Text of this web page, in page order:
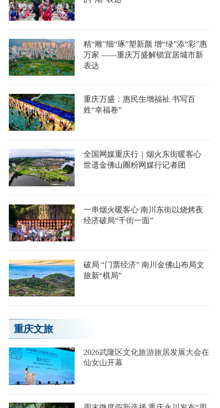
精“雕”细“琢”塑新颜 增“绿”添“彩”惠
万家 ——重庆万盛解锁宜居城市新
表达
重庆万盛：惠民生增福祉 书写百
姓“幸福卷”
全国网媒重庆行｜烟火东街暖客心
世遗金佛山圈粉网媒行记者团
一串烟火暖客心 南川东街以烧烤夜
经济破局“千街一面”
破局 “门票经济” 南川金佛山布局文
旅新“棋局”
重庆文旅
2026武隆区文化旅游旅居发展大会在
仙女山开幕